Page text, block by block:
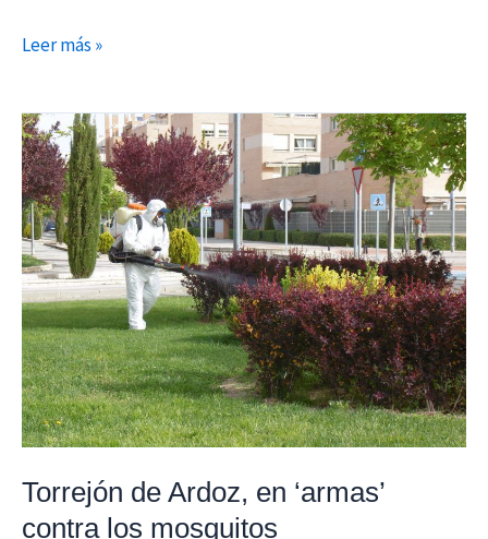
Leer más »
Torrejón de Ardoz, en ‘armas’
contra los mosquitos
Torrejón
de
Ardoz,
en
‘armas’
contra
los
mosquitos